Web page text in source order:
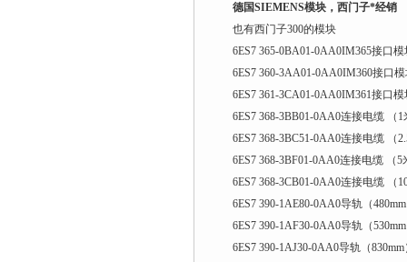
德国SIEMENS模块，西门子*经销​
也有西门子300的模块
6ES7 365-0BA01-0AA0IM365接口模
6ES7 360-3AA01-0AA0IM360接口
6ES7 361-3CA01-0AA0IM361接口模
6ES7 368-3BB01-0AA0连接电缆 （1
6ES7 368-3BC51-0AA0连接电缆 （
6ES7 368-3BF01-0AA0连接电缆 （5
6ES7 368-3CB01-0AA0连接电缆 （
6ES7 390-1AE80-0AA0导轨（
6ES7 390-1AF30-0AA0导轨（
6ES7 390-1AJ30-0AA0导轨（830mm